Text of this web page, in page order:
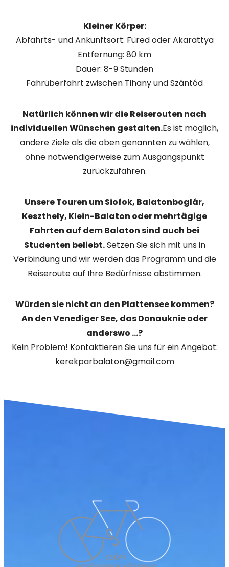
Kleiner Körper:
Abfahrts- und Ankunftsort: Füred oder Akarattya
Entfernung: 80 km
Dauer: 8-9 Stunden
Fährüberfahrt zwischen Tihany und Szántód
Natürlich können wir die Reiserouten nach
individuellen Wünschen gestalten.Es ist möglich,
andere Ziele als die oben genannten zu wählen,
ohne notwendigerweise zum Ausgangspunkt
zurückzufahren.
Unsere Touren um Siofok, Balatonboglár,
Keszthely, Klein-Balaton oder mehrtägige
Fahrten auf dem Balaton sind auch bei
Studenten beliebt.Setzen Sie sich mit uns in
Verbindung und wir werden das Programm und die
Reiseroute auf Ihre Bedürfnisse abstimmen.
Würden sie nicht an den Plattensee kommen?
An den Venediger See, das Donauknie oder
anderswo ...?
Kein Problem! Kontaktieren Sie uns für ein Angebot:
kerekparbalaton@gmail.com